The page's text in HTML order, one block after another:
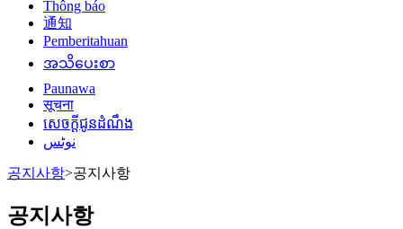
Thông báo
通知
Pemberitahuan
အသိပေးစာ
Paunawa
सूचना
សេចក្តីជូនដំណឹង
نوٹس
공지사항>공지사항
공지사항